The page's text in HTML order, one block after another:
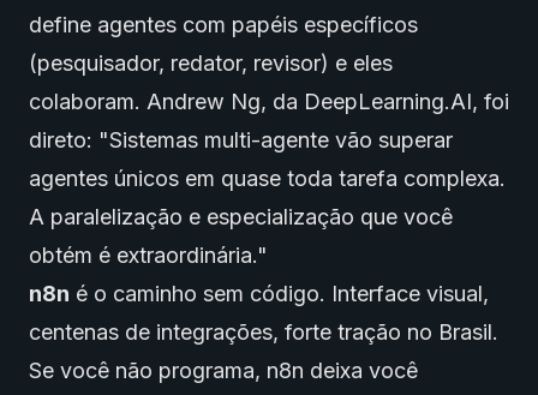
define agentes com papéis específicos
(pesquisador, redator, revisor) e eles
colaboram. Andrew Ng, da DeepLearning.AI, foi
direto: "Sistemas multi-agente vão superar
agentes únicos em quase toda tarefa complexa.
A paralelização e especialização que você
obtém é extraordinária."
n8n é o caminho sem código. Interface visual,
centenas de integrações, forte tração no Brasil.
Se você não programa, n8n deixa você